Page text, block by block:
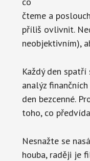
čteme a
příliš ovlivnit.
neobjektivním),
Každý den
analýz
den bezcenné.
toho, co
Nesnažte se
houba, raději je